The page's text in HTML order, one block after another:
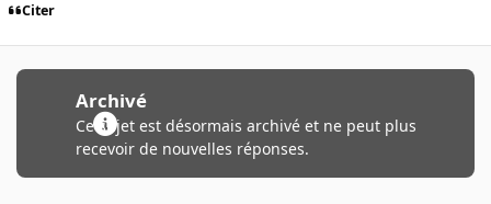
Citer
Archivé
Ce sujet est désormais archivé et ne peut plus
recevoir de nouvelles réponses.